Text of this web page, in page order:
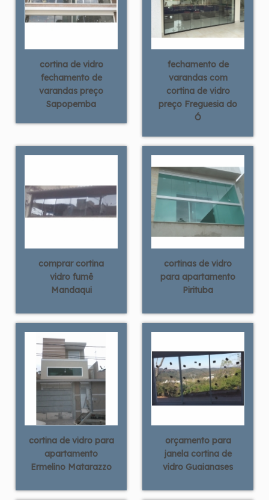
cortina de vidro
fechamento de
varandas preço
Sapopemba
fechamento de
varandas com
cortina de vidro
preço Freguesia do
Ó
comprar cortina
vidro fumê
Mandaqui
cortinas de vidro
para apartamento
Pirituba
cortina de vidro para
apartamento
Ermelino Matarazzo
orçamento para
janela cortina de
vidro Guaianases